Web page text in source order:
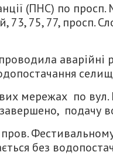
(ПНС) по просп.
73, 75, 77, просп.
аварійні
мережах по
подачу
без